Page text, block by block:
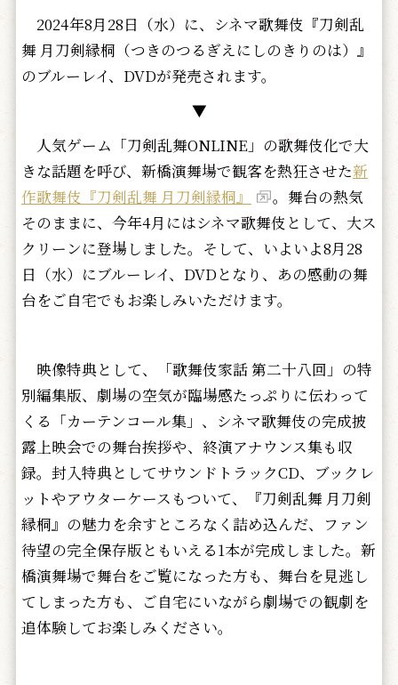
2024年8月28日（水）に、シネマ歌舞伎『刀剣乱
舞 月刀剣縁桐（つきのつるぎえにしのきりのは）』
のブルーレイ、DVDが発売されます。
▼
人気ゲーム「刀剣乱舞ONLINE」の歌舞伎化で大
きな話題を呼び、新橋演舞場で観客を熱狂させた新
作歌舞伎『刀剣乱舞 月刀剣縁桐』
。舞台の熱気
そのままに、今年4月にはシネマ歌舞伎として、大ス
クリーンに登場しました。そして、いよいよ8月28
日（水）にブルーレイ、DVDとなり、あの感動の舞
台をご自宅でもお楽しみいただけます。
映像特典として、「歌舞伎家話 第二十八回」の特
別編集版、劇場の空気が臨場感たっぷりに伝わって
くる「カーテンコール集」、シネマ歌舞伎の完成披
露上映会での舞台挨拶や、終演アナウンス集も収
録。封入特典としてサウンドトラックCD、ブックレ
ットやアウターケースもついて、『刀剣乱舞 月刀剣
縁桐』の魅力を余すところなく詰め込んだ、ファン
待望の完全保存版ともいえる1本が完成しました。新
橋演舞場で舞台をご覧になった方も、舞台を見逃し
てしまった方も、ご自宅にいながら劇場での観劇を
追体験してお楽しみください。